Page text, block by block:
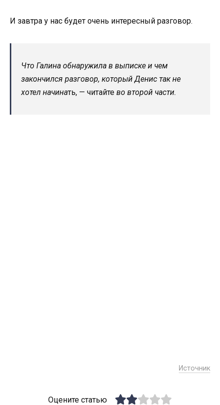
И завтра у нас будет очень интересный разговор.
Что Галина обнаружила в выписке и чем
закончился разговор, который Денис так не
хотел начинать, — читайте во второй части.
Источник
Оцените статью